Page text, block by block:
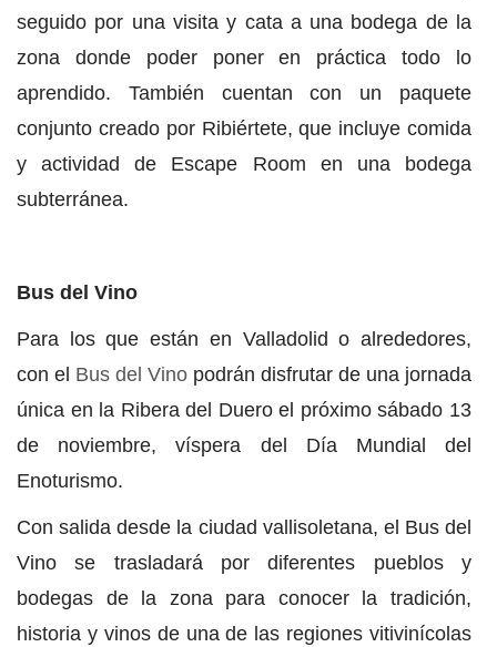
seguido por una visita y cata a una bodega de la
zona donde poder poner en práctica todo lo
aprendido. También cuentan con un paquete
conjunto creado por Ribiértete, que incluye comida
y actividad de Escape Room en una bodega
subterránea.
Bus del Vino
Para los que están en Valladolid o alrededores,
con el Bus del Vino podrán disfrutar de una jornada
única en la Ribera del Duero el próximo sábado 13
de noviembre, víspera del Día Mundial del
Enoturismo.
Con salida desde la ciudad vallisoletana, el Bus del
Vino se trasladará por diferentes pueblos y
bodegas de la zona para conocer la tradición,
historia y vinos de una de las regiones vitivinícolas